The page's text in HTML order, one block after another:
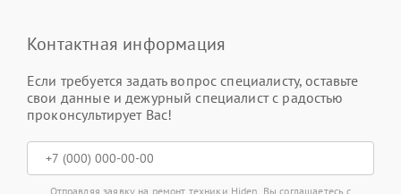
Контактная информация
Если требуется задать вопрос специалисту, оставьте
свои данные и дежурный специалист с радостью
проконсультирует Вас!
Отправляя заявку на ремонт техники Hiden, Вы соглашаетесь с